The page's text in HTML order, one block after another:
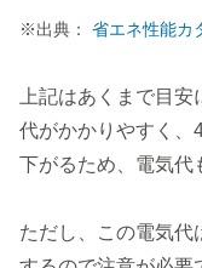
※出典： 省エネ性能カ
上記はあくまで目
代がかかりやすく、
下がるため、電気代
ただし、この電気代